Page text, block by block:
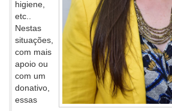
higiene,
etc..
Nestas
situações,
com mais
apoio ou
com um
donativo,
essas